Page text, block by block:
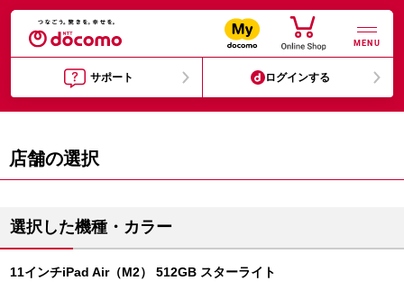
MENU
サポート ログインする
店舗の選択
選択した機種・カラー
11インチiPad Air（M2） 512GB スターライト